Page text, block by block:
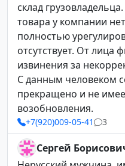
склад
товара у компании
полностью
отсутствует. От
извинения за
С данным человеком
прекращено и не
возобновления.
+7(920)009-05-41 3
Сергей